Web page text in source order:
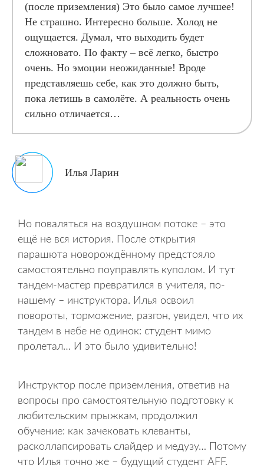
(после приземления) Это было самое лучшее!
Не страшно. Интересно больше. Холод не
ощущается. Думал, что выходить будет
сложновато. По факту – всё легко, быстро
очень. Но эмоции неожиданные! Вроде
представляешь себе, как это должно быть,
пока летишь в самолёте. А реальность очень
сильно отличается…
Илья Ларин
Но поваляться на воздушном потоке – это
ещё не вся история. После открытия
парашюта новорождённому предстояло
самостоятельно поуправлять куполом. И тут
тандем-мастер превратился в учителя, по-
нашему – инструктора. Илья освоил
повороты, торможение, разгон, увидел, что их
тандем в небе не одинок: студент мимо
пролетал… И это было удивительно!
Инструктор после приземления, ответив на
вопросы про самостоятельную подготовку к
любительским прыжкам, продолжил
обучение: как зачековать клеванты,
расколлапсировать слайдер и медузу… Потому
что Илья точно же – будущий студент AFF.